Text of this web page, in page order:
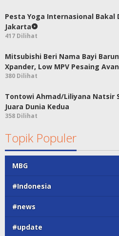
Pesta Yoga Internasional Bakal
Jakarta
417 Dilihat
Mitsubishi Beri Nama Bayi
Xpander, Low MPV Pesaing
380 Dilihat
Tontowi Ahmad/Liliyana Natsir
Juara Dunia Kedua
358 Dilihat
Topik Populer
MBG
#Indonesia
#news
#update